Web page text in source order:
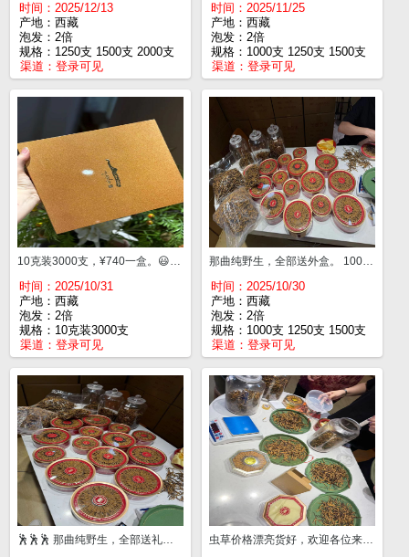
时间：2025/12/13
产地：西藏
泡发：2倍
规格：1250支 1500支 2000支
渠道： 登录可见
时间：2025/11/25
产地：西藏
泡发：2倍
规格：1000支 1250支 1500支
渠道：登录可见
10克装3000支，¥740一盒。😃小小预算。
时间：2025/10/31
产地：西藏
泡发：2倍
规格：10克装3000支
渠道： 登录可见
那曲纯野生，全部送外盒。 1000支¥94000一斤。 1250支¥67000一斤。 1500支¥55000一斤。 2000支¥44000一斤。 2500支¥36000一斤。 3000支¥31000一斤。
时间：2025/10/30
产地：西藏
泡发：2倍
规格：1000支 1250支 1500支
渠道：登录可见
🕺🕺🕺 那曲纯野生，全部送礼盒。 1250支¥67000一斤。 1500支¥55000一斤。 2000支¥44000一斤。 2500支¥36000一斤。 3000支¥31000一斤。 虫草价格漂亮货好，欢迎各位来喝茶😃😃 1500支，¥56000 2000支，¥45000 2500支，¥36000 3000支，¥31000